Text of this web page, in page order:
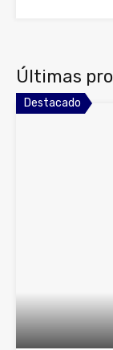
Últimas
Destacado